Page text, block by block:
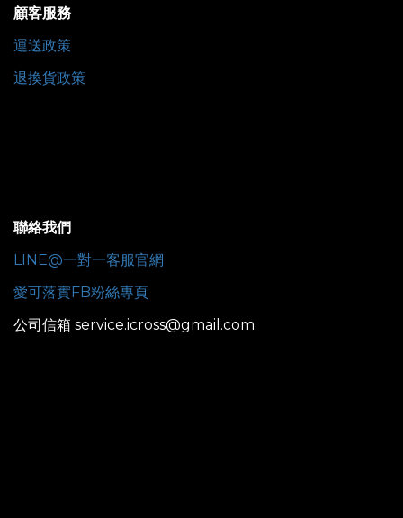
顧客服務
運送政策
退換貨政策
聯絡我們
LINE@一對一客服官網
愛可落實FB粉絲專頁
公司信箱 service.icross@gmail.com